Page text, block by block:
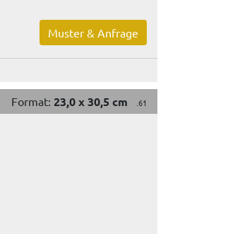
Muster & Anfrage
Format: 23,0 x 30,5 cm .61